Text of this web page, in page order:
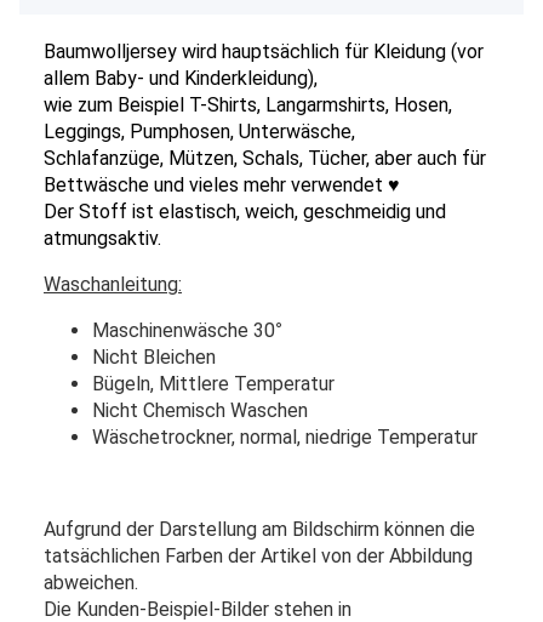
Baumwolljersey wird hauptsächlich für Kleidung (vor
allem Baby- und Kinderkleidung),
wie zum Beispiel T-Shirts, Langarmshirts, Hosen,
Leggings, Pumphosen, Unterwäsche,
Schlafanzüge, Mützen, Schals, Tücher, aber auch für
Bettwäsche und vieles mehr verwendet ♥
Der Stoff ist elastisch, weich, geschmeidig und
atmungsaktiv.
Waschanleitung:
Maschinenwäsche 30°
Nicht Bleichen
Bügeln, Mittlere Temperatur
Nicht Chemisch Waschen
Wäschetrockner, normal, niedrige Temperatur
Aufgrund der Darstellung am Bildschirm können die
tatsächlichen Farben der Artikel von der Abbildung
abweichen.
Die Kunden-Beispiel-Bilder stehen in